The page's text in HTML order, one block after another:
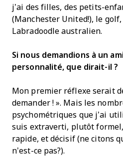
j’ai des filles, des petits-
(Manchester United!), le
Labradoodle australien.
Si nous demandions à un
personnalité, que dirait-il ?
Mon premier réflexe serait
demander ! ». Mais les
psychométriques que j’ai
suis extraverti, plutôt
rapide, et décisif (ne citons
n’est-ce pas?).